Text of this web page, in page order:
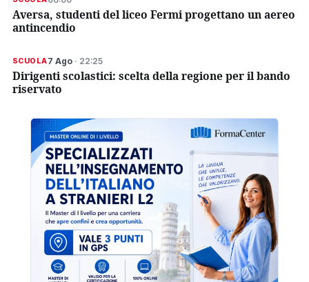
Aversa, studenti del liceo Fermi progettano un aereo
antincendio
SCUOLA7 Ago· 22:25
Dirigenti scolastici: scelta della regione per il bando
riservato